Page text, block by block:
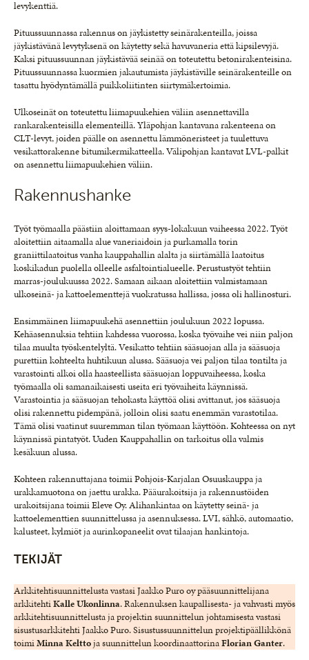
levykenttiä.
Pituussuunnassa rakennus on jäykistetty seinärakenteilla, joissa
jäykistävänä levytyksenä on käytetty sekä havuvaneria että kipsilevyjä.
Kaksi pituussuunnan jäykistävää seinää on toteutettu betonirakenteisina.
Pituussuunnassa kuormien jakautumista jäykistäville seinärakenteille on
tasattu hyödyntämällä puikkoliitinten siirtymäkertoimia.
Ulkoseinät on toteutettu liimapuukehien väliin asennettavilla
rankarakenteisilla elementeillä. Yläpohjan kantavana rakenteena on
CLT-levyt, joiden päälle on asennettu lämmöneristeet ja tuulettuva
vesikattorakenne bitumikermikatteella. Välipohjan kantavat LVL-palkit
on asennettu liimapuukehien väliin.
Rakennushanke
Työt työmaalla päästiin aloittamaan syys-lokakuun vaiheessa 2022. Työt
aloitettiin aitaamalla alue vaneriaidoin ja purkamalla torin
graniittilaatoitus vanha kauppahallin alalta ja siirtämällä laatoitus
koskikadun puolella olleelle asfaltointialueelle. Perustustyöt tehtiin
marras-joulukuussa 2022. Samaan aikaan aloitettiin valmistamaan
ulkoseinä- ja kattoelementtejä vuokratussa hallissa, jossa oli hallinosturi.
Ensimmäinen liimapuukehä asennettiin joulukuun 2022 lopussa.
Kehäasennuksia tehtiin kahdessa vuorossa, koska työvaihe vei niin paljon
tilaa muulta työskentelyltä. Vesikatto tehtiin sääsuojan alla ja sääsuoja
purettiin kohteelta huhtikuun alussa. Sääsuoja vei paljon tilaa tontilta ja
varastointi alkoi olla haasteellista sääsuojan loppuvaiheessa, koska
työmaalla oli samanaikaisesti useita eri työvaiheita käynnissä.
Varastointia ja sääsuojan tehokasta käyttöä olisi avittanut, jos sääsuoja
olisi rakennettu pidempänä, jolloin olisi saatu enemmän varastotilaa.
Tämä olisi vaatinut suuremman tilan työmaan käyttöön. Kohteessa on nyt
käynnissä pintatyöt. Uuden Kauppahallin on tarkoitus olla valmis
kesäkuun alussa.
Kohteen rakennuttajana toimii Pohjois-Karjalan Osuuskauppa ja
urakkamuotona on jaettu urakka. Pääurakoitsija ja rakennustöiden
urakoitsijana toimii Eleve Oy. Alihankintaa on käytetty seinä- ja
kattoelementtien suunnittelussa ja asennuksessa. LVI, sähkö, automaatio,
kalusteet, kylmiöt ja aurinkopaneelit ovat tilaajan hankintoja.
TEKIJÄT
Arkkitehtisuunnittelusta vastasi Jaakko Puro oy pääsuunnittelijana
arkkitehtiKalleUkonlinna. Rakennuksen kaupallisesta- ja vahvasti myös
arkkitehtisuunnittelusta ja projektin suunnittelun johtamisesta vastasi
sisustusarkkitehti Jaakko Puro. Sisustussuunnittelun projektipäällikkönä
toimiMinnaKelttoja suunnittelun koordinaattorinaFlorianGanter.